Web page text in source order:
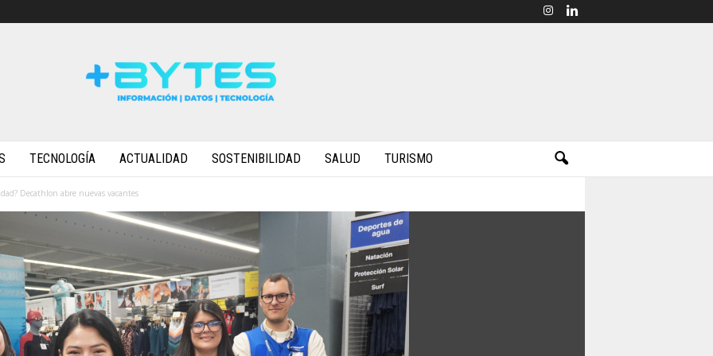
TECNOLOGÍA ACTUALIDAD SOSTENIBILIDAD SALUD TURISMO
Decathlon abre nuevas vacantes